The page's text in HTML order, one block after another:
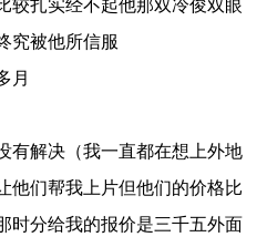
究被他所信服
月
有解决（我一直都在想上外地
他们帮我上片但他们的价格比
时分给我的报价是三千五外面